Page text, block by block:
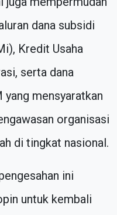
dana subsidi
Kredit Usaha
serta dana
mensyaratkan
organisasi
di tingkat nasional.
ini
untuk kembali